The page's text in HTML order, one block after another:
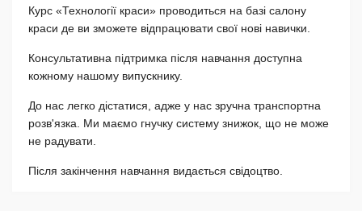
Курс «Технології краси» проводиться на базі салону
краси де ви зможете відпрацювати свої нові навички.
Консультативна підтримка після навчання доступна
кожному нашому випускнику.
До нас легко дістатися, адже у нас зручна транспортна
розв'язка. Ми маємо гнучку систему знижок, що не може
не радувати.
Після закінчення навчання видається свідоцтво.